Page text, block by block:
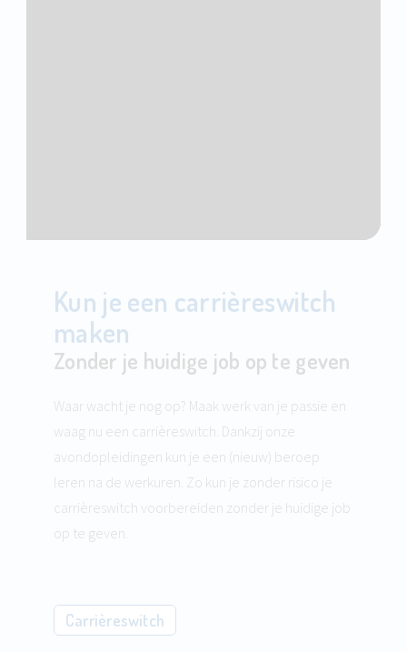
Kun je een carrièreswitch
maken
Zonder je huidige job op te geven
Waar wacht je nog op? Maak werk van je passie en
waag nu een carrièreswitch. Dankzij onze
avondopleidingen kun je een (nieuw) beroep
leren na de werkuren. Zo kun je zonder risico je
carrièreswitch voorbereiden zonder je huidige job
op te geven.
Carrièreswitch